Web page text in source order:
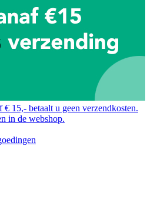
15,- betaalt u geen verzendkosten.
in de webshop.